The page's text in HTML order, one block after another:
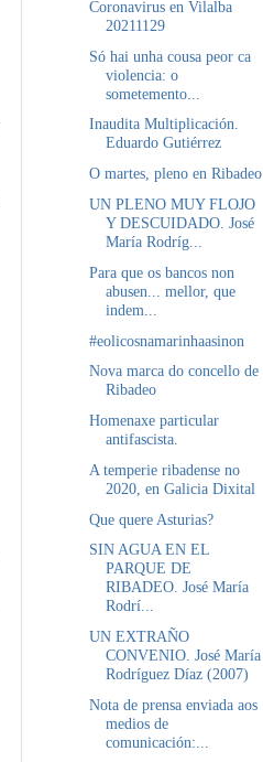
Coronavirus en Vilalba
20211129
Só hai unha cousa peor ca
violencia: o
sometemento...
Inaudita Multiplicación.
Eduardo Gutiérrez
O martes, pleno en Ribadeo
UN PLENO MUY FLOJO
Y DESCUIDADO. José
María Rodríg...
Para que os bancos non
abusen... mellor, que
indem...
#eolicosnamarinhaasinon
Nova marca do concello de
Ribadeo
Homenaxe particular
antifascista.
A temperie ribadense no
2020, en Galicia Dixital
Que quere Asturias?
SIN AGUA EN EL
PARQUE DE
RIBADEO. José María
Rodrí...
UN EXTRAÑO
CONVENIO. José María
Rodríguez Díaz (2007)
Nota de prensa enviada aos
medios de
comunicación:...